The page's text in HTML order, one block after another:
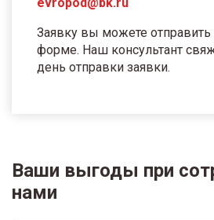
Заявку вы можете
форме. Наш консультант
день отправки заявки.
Ваши выгоды при
нами